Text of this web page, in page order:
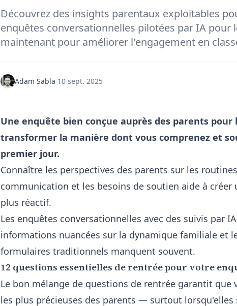
Découvrez des insights parentaux exploitables
enquêtes conversationnelles pilotées par IA pour
maintenant pour améliorer l'engagement en
Adam Sabla·10 sept. 2025
Une enquête bien conçue auprès des parents
transformer la manière dont vous comprenez et
premier jour.
Connaître les perspectives des parents sur les
communication et les besoins de soutien aide à créer
plus réactif.
Les enquêtes conversationnelles avec des suivis par
informations nuancées sur la dynamique familiale et
formulaires traditionnels manquent souvent.
12 questions essentielles de rentrée pour votre
Le bon mélange de questions de rentrée garantit
les plus précieuses des parents — surtout lorsqu'elles